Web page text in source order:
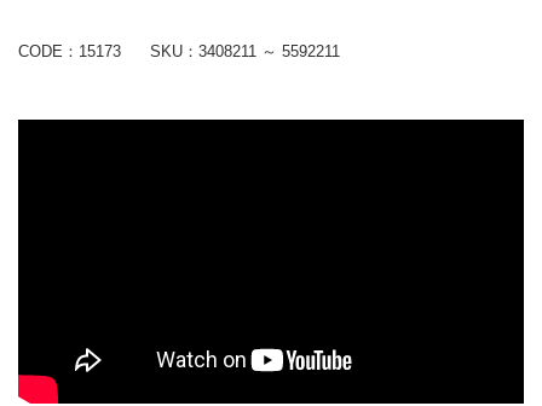
CODE：15173 SKU： 3408211 ～ 5592211